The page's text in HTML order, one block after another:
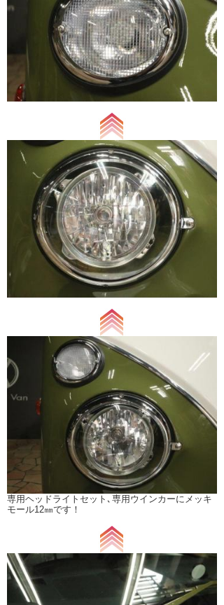
専用ヘッドライトセット､専用ウインカーにメッキ
モール12㎜です！